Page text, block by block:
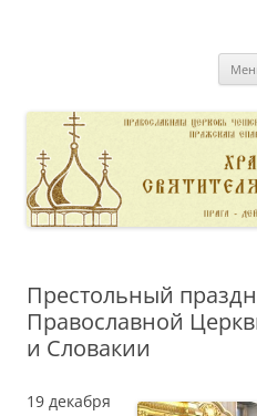
Престольный
Православной
и Словакии
19 декабря